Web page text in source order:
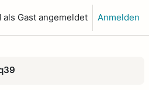
als Gast angemeldet Anmelden